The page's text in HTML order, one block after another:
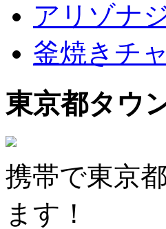
アリゾナ
釜焼きチ
東京都タウ
携帯で東京
ます！